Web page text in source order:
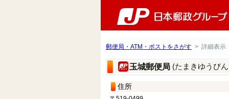
郵便局・ATM・ポストをさがす > 詳細表示
玉城郵便局 (たまきゆうび
住所